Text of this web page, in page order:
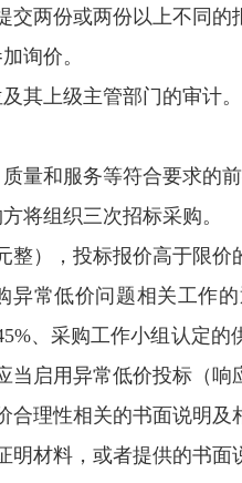
交两份或两份以上不同的
询价。
其上级主管部门的审计。
量和服务等符合要求的
将组织三次招标采购。
），投标报价高于限价
异常低价问题相关工作
、采购工作小组认定
当启用异常低价投标（
合理性相关的书面说明
明材料，或者提供的书